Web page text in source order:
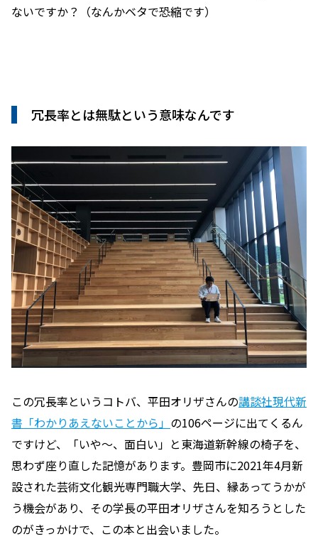
ないですか？（なんかベタで恐縮です）
冗長率とは無駄という意味なんです
この冗長率というコトバ、平田オリザさんの講談社現代新
書「わかりあえないことから」 の106ページに出てくるん
ですけど、「いや〜、面白い」と東海道新幹線の椅子を、
思わず座り直した記憶があります。豊岡市に2021年4月新
設された芸術文化観光専門職大学、先日、縁あってうかが
う機会があり、その学長の平田オリザさんを知ろうとした
のがきっかけで、この本と出会いました。